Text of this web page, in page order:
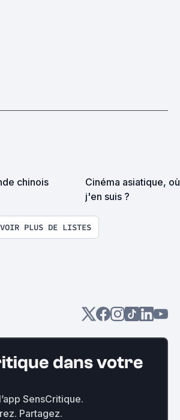
chinois
Cinéma asiatique,
j'en suis ?
VOIR PLUS DE LISTES
dans votre
SensCritique.
Partagez.